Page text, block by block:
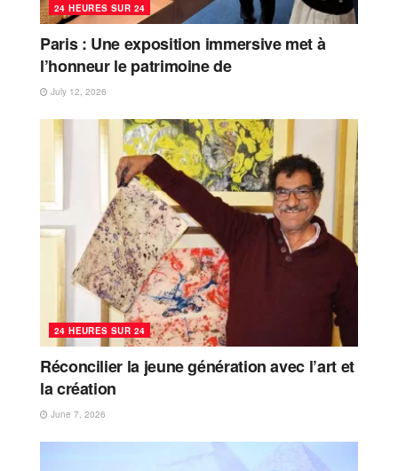
24 HEURES SUR 24
Paris : Une exposition immersive met à
l’honneur le patrimoine de
July 12, 2026
24 HEURES SUR 24
Réconcilier la jeune génération avec l’art et
la création
June 7, 2026